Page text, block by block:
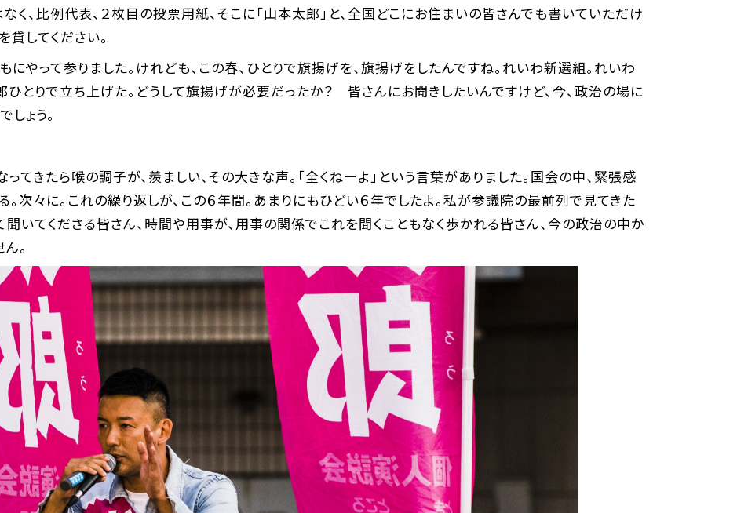
、比例代表、２枚目の投票用紙、そこに「山本太郎」と、全国どこにお住まいの皆さんでも書いていただけ
貸してください。
やって参りました。けれども、この春、ひとりで旗揚げを、旗揚げをしたんですね。れいわ新選組。れいわ
とりで立ち上げた。どうして旗揚げが必要だったか？ 皆さんにお聞きしたいんですけど、今、政治の場に
ょう。
てきたら喉の調子が、羨ましい、その大きな声。「全くねーよ」という言葉がありました。国会の中、緊張感
次々に。これの繰り返しが、この６年間。あまりにもひどい６年でしたよ。私が参議院の最前列で見てきた
いてくださる皆さん、時間や用事が、用事の関係でこれを聞くこともなく歩かれる皆さん、今の政治の中か
。